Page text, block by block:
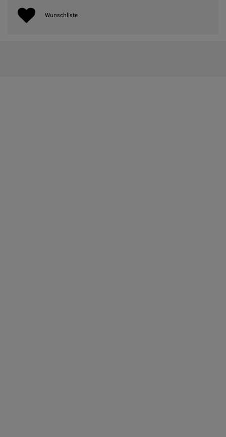
Wunschliste